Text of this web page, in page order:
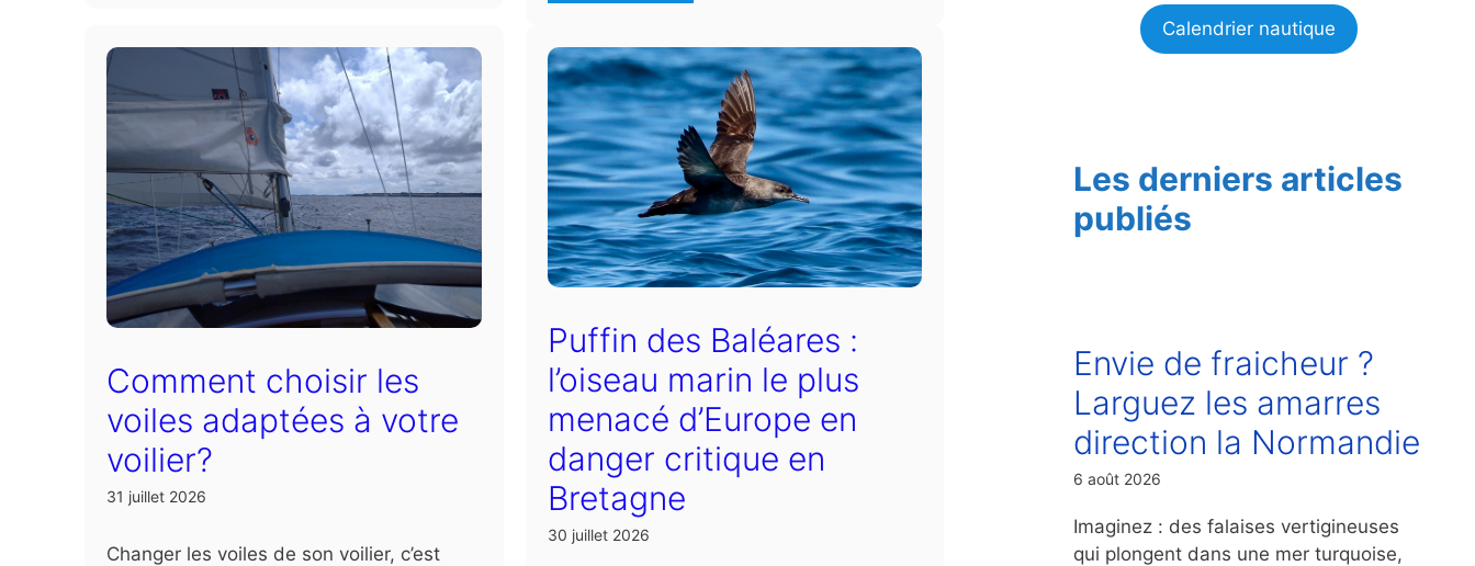
Comment choisir les
voiles adaptées à votre
voilier?
31 juillet 2026
Changer les voiles de son voilier, c’est
Puffin des Baléares :
l’oiseau marin le plus
menacé d’Europe en
danger critique en
Bretagne
30 juillet 2026
Calendrier nautique
Les derniers articles
publiés
Envie de fraicheur ?
Larguez les amarres
direction la Normandie
6 août 2026
Imaginez : des falaises vertigineuses
qui plongent dans une mer turquoise,